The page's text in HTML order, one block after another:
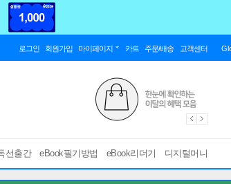
로그인 회원가입 마이페이지 카트 주문/배송 고객센터
선출간 eBook필기방법 eBook리더기 디지털머니